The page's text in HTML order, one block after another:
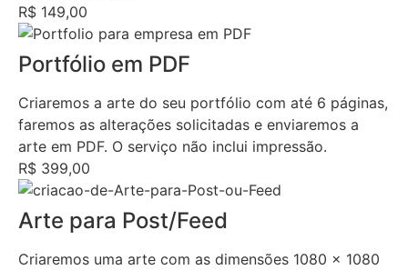
R$ 149,00
Portfólio em PDF
Criaremos a arte do seu portfólio com até 6 páginas,
faremos as alterações solicitadas e enviaremos a
arte em PDF. O serviço não inclui impressão.
R$ 399,00
Arte para Post/Feed
Criaremos uma arte com as dimensões 1080 x 1080